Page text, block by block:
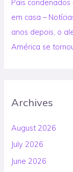
Pais
em casa –
anos depois, o
América se
Archives
August 2026
July 2026
June 2026